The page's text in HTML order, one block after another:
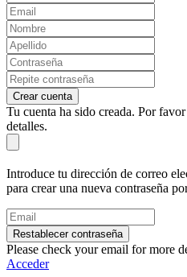
Crear cuenta
Tu cuenta ha sido creada. Por
detalles.
Introduce tu dirección de correo
para crear una nueva contraseña
Restablecer contraseña
Please check your email for more
Acceder